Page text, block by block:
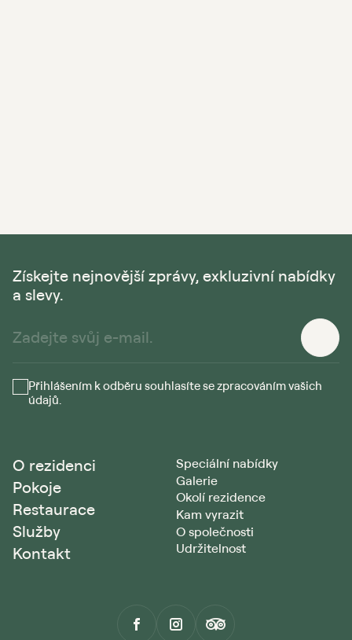
O rezidenci
Pokoje
Restaurace
Služby
Kontakt
Speciální nabídky
Galerie
Okolí rezidence
Kam vyrazit
O společnosti
Udržitelnost
Získejte nejnovější zprávy, exkluzivní nabídky
a slevy.
Přihlášením k odběru souhlasíte se zpracováním vašich
údajů.